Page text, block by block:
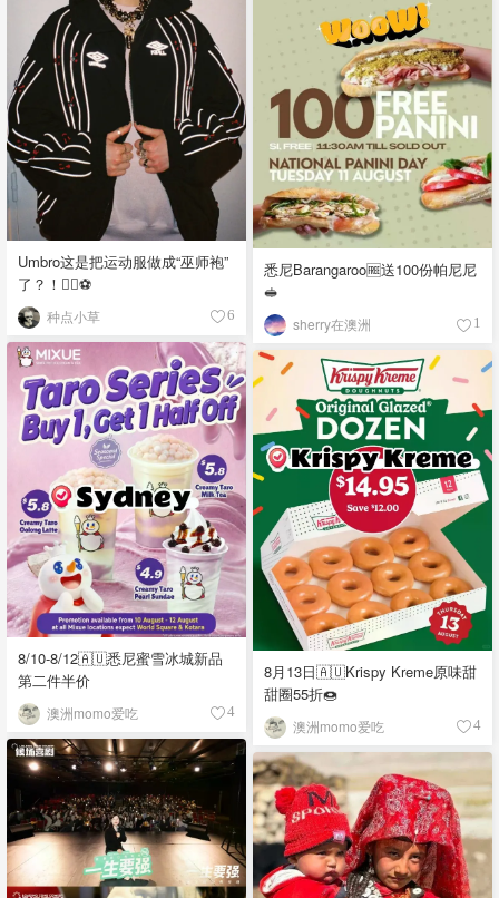
Umbro这是把运动服做成“巫师袍”
了？！🧙‍♂️⚽️
种点小草 6
悉尼Barangaroo🆓送100份帕尼尼
🥪
sherry在澳洲 1
8/10-8/12🇦🇺悉尼蜜雪冰城新品
第二件半价
澳洲momo爱吃 4
8月13日🇦🇺Krispy Kreme原味甜
甜圈55折🍩
澳洲momo爱吃 4